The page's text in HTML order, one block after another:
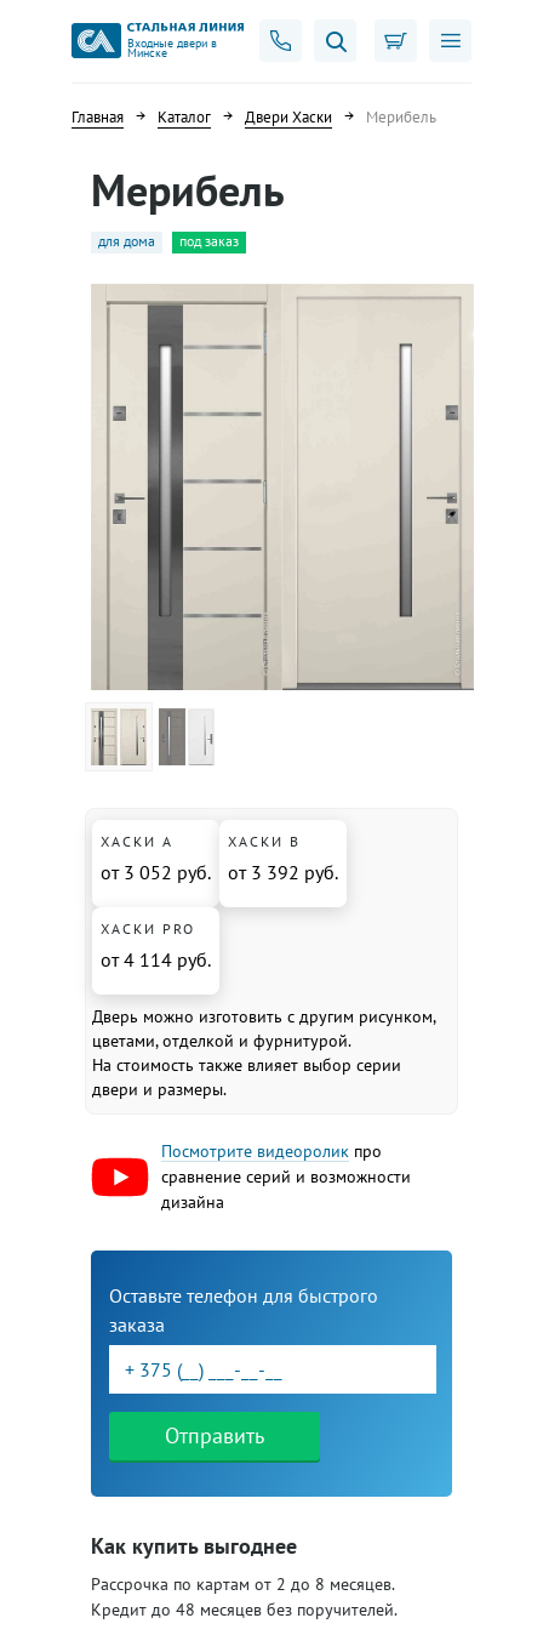
Входные двери в
Минске
Главная Каталог Двери Хаски Мерибель
Мерибель
для дома под заказ
ХАСКИ А
от 3 052 руб.
ХАСКИ В
от 3 392 руб.
ХАСКИ PRO
от 4 114 руб.
Дверь можно изготовить с другим рисунком,
цветами, отделкой и фурнитурой.
На стоимость также влияет выбор серии
двери и размеры.
Посмотрите видеоролик про
сравнение серий и возможности
дизайна
Оставьте телефон для быстрого
заказа
Отправить
Как купить выгоднее
Рассрочка по картам от 2 до 8 месяцев.
Кредит до 48 месяцев без поручителей.